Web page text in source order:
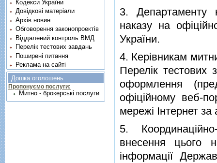
3. Департаменту
наказу на
України.
4. Керівникам
Перелік тестових
оформлення
офіційному веб-
мережі Інтернет
5.
внесення цього
інформації
Кодекси України
Довідкові матеріали
Архів новин
Обговорення законопроектів
Віддалений контроль ВМД
Перелік тестових завдань
Поширені питання
Реклама на сайті
Дошка оголошень
Пропонуємо послуги:
Митно - брокерські послуги